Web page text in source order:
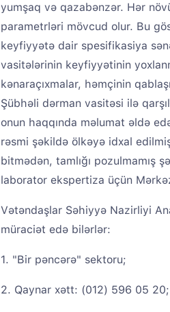
yumşaq və qazabənzər. Hər
parametrləri mövcud olur. Bu
keyfiyyətə dair spesifikasiya
vasitələrinin keyfiyyətinin
kənaraçıxmalar, həmçinin
Şübhəli dərman vasitəsi ilə
onun haqqında məlumat əldə
rəsmi şəkildə ölkəyə idxal
bitmədən, tamlığı pozulmamış
laborator ekspertiza üçün
Vətəndaşlar Səhiyyə Nazirliyi
müraciət edə bilərlər:
1. "Bir pəncərə" sektoru;
2. Qaynar xətt: (012) 596 05 20;